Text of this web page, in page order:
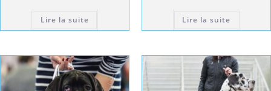
Lire la suite Lire la suite